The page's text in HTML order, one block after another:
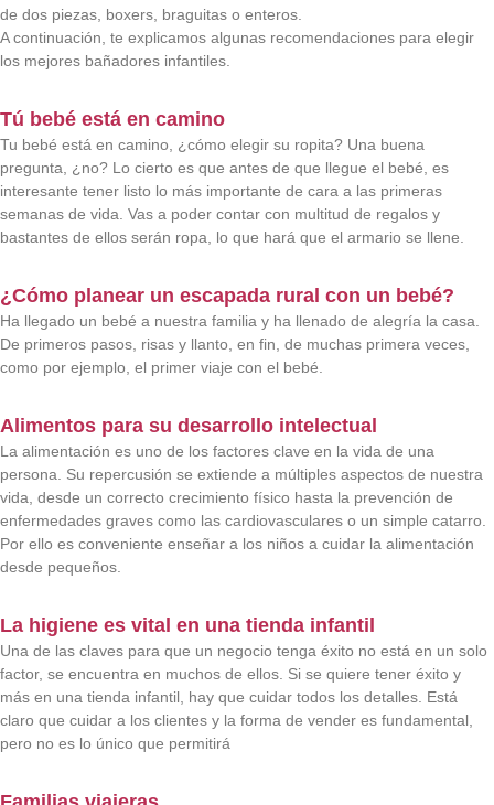
de dos piezas, boxers, braguitas o enteros.
A continuación, te explicamos algunas recomendaciones para elegir
los mejores bañadores infantiles.
Tú bebé está en camino
Tu bebé está en camino, ¿cómo elegir su ropita? Una buena
pregunta, ¿no? Lo cierto es que antes de que llegue el bebé, es
interesante tener listo lo más importante de cara a las primeras
semanas de vida. Vas a poder contar con multitud de regalos y
bastantes de ellos serán ropa, lo que hará que el armario se llene.
¿Cómo planear un escapada rural con un bebé?
Ha llegado un bebé a nuestra familia y ha llenado de alegría la casa.
De primeros pasos, risas y llanto, en fin, de muchas primera veces,
como por ejemplo, el primer viaje con el bebé.
Alimentos para su desarrollo intelectual
La alimentación es uno de los factores clave en la vida de una
persona. Su repercusión se extiende a múltiples aspectos de nuestra
vida, desde un correcto crecimiento físico hasta la prevención de
enfermedades graves como las cardiovasculares o un simple catarro.
Por ello es conveniente enseñar a los niños a cuidar la alimentación
desde pequeños.
La higiene es vital en una tienda infantil
Una de las claves para que un negocio tenga éxito no está en un solo
factor, se encuentra en muchos de ellos. Si se quiere tener éxito y
más en una tienda infantil, hay que cuidar todos los detalles. Está
claro que cuidar a los clientes y la forma de vender es fundamental,
pero no es lo único que permitirá